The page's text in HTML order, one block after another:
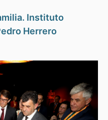
Instituto
Herrero